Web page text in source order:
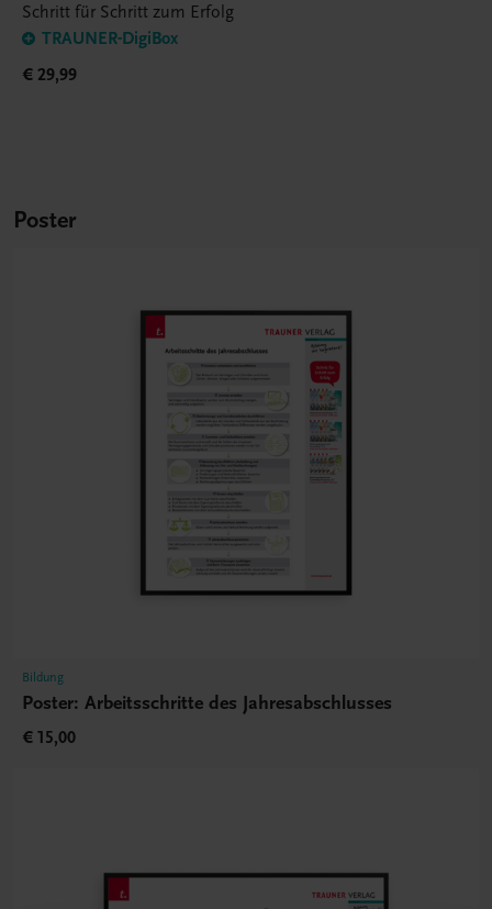
Schritt für Schritt zum Erfolg
TRAUNER-DigiBox
€ 29,99
Poster
Bildung
Poster: Arbeitsschritte des Jahresabschlusses
€ 15,00